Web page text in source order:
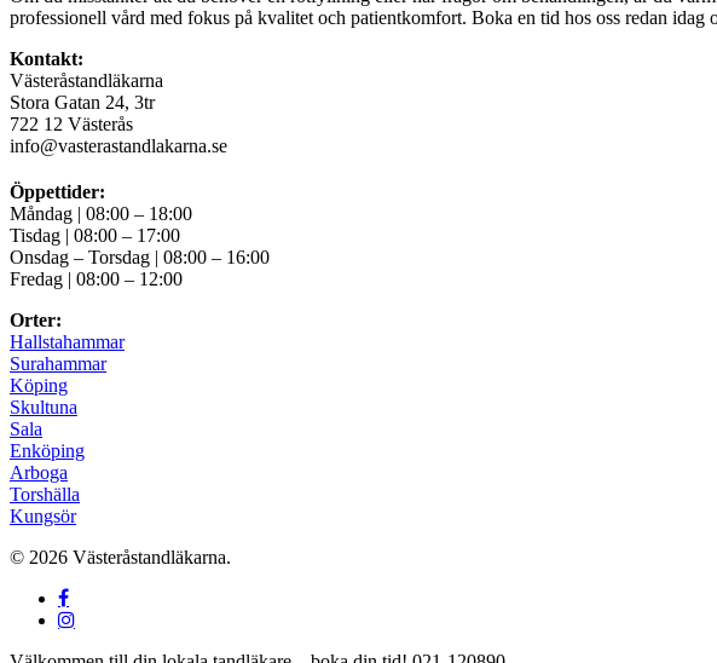
professionell vård med fokus på kvalitet och patientkomfort. Boka en tid hos oss redan idag
Kontakt:
Västeråstandläkarna
Stora Gatan 24, 3tr
722 12 Västerås
info@vasterastandlakarna.se
Öppettider:
Måndag | 08:00 – 18:00
Tisdag | 08:00 – 17:00
Onsdag – Torsdag | 08:00 – 16:00
Fredag | 08:00 – 12:00
Orter:
Hallstahammar
Surahammar
Köping
Skultuna
Sala
Enköping
Arboga
Torshälla
Kungsör
© 2026 Västeråstandläkarna.
facebook
instagram